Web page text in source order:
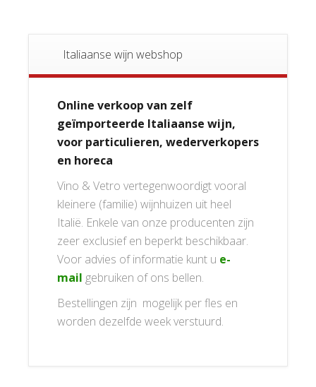
Italiaanse wijn webshop
Online verkoop van zelf
geïmporteerde Italiaanse wijn,
voor particulieren, wederverkopers
en horeca
Vino & Vetro vertegenwoordigt vooral
kleinere (familie) wijnhuizen uit heel
Italië. Enkele van onze producenten zijn
zeer exclusief en beperkt beschikbaar.
Voor advies of informatie kunt u e-
mail gebruiken of ons bellen.
Bestellingen zijn mogelijk per fles en
worden dezelfde week verstuurd.